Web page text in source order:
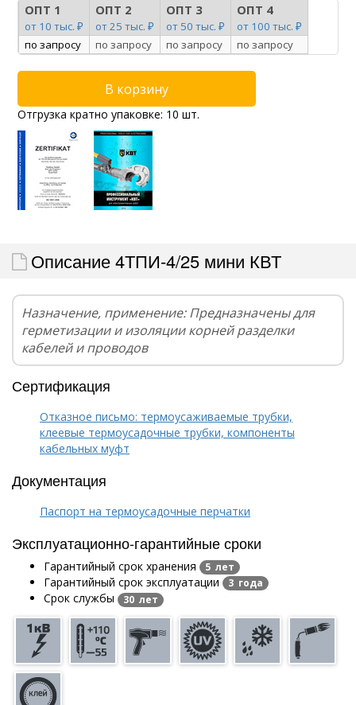
ОПТ 1
от 10 тыс. ₽
ОПТ 2
от 25 тыс. ₽
ОПТ 3
от 50 тыс. ₽
ОПТ 4
от 100 тыс. ₽
по запросу
по запросу по запросу по запросу
Отгрузка кратно упаковке: 10 шт.
Описание 4ТПИ-4/25 мини КВТ
Назначение, применение: Предназначены для
герметизации и изоляции корней разделки
кабелей и проводов
Сертификация
Отказное письмо: термоусаживаемые трубки,
клеевые термоусадочные трубки, компоненты
кабельных муфт
Документация
Паспорт на термоусадочные перчатки
Эксплуатационно-гарантийные сроки
Гарантийный срок хранения 5 лет
Гарантийный срок эксплуатации 3 года
Срок службы 30 лет